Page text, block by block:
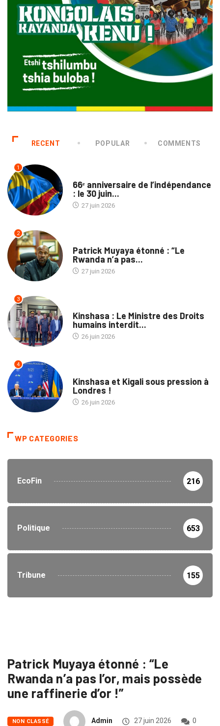
RECENT POPULAR COMMENTS
1
66ᵉ anniversaire de l’indépendance
: le 30 juin...
27 juin 2026
2
Patrick Muyaya étonné : “Le
Rwanda n’a pas...
27 juin 2026
3
Kinshasa : Le Ministre des Droits
humains interdit...
26 juin 2026
4
Kinshasa et Kigali sous pression à
Londres !
26 juin 2026
WP CATEGORIES
EcoFin 216
Politique 653
Tribune 155
Patrick Muyaya étonné : “Le
Rwanda n’a pas l’or, mais possède
une raffinerie d’or !”
NON CLASSÉ Admin 27 juin 2026 0